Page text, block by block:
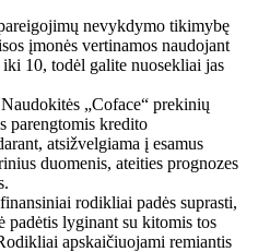
nevykdymo tikimybę
įmonės vertinamos naudojant
10, todėl galite nuosekliai jas
Naudokitės „Coface“ prekinių
parengtomis kredito
atsižvelgiama į esamus
duomenis, ateities prognozes
rodikliai padės suprasti,
padėtis lyginant su kitomis tos
apskaičiuojami remiantis